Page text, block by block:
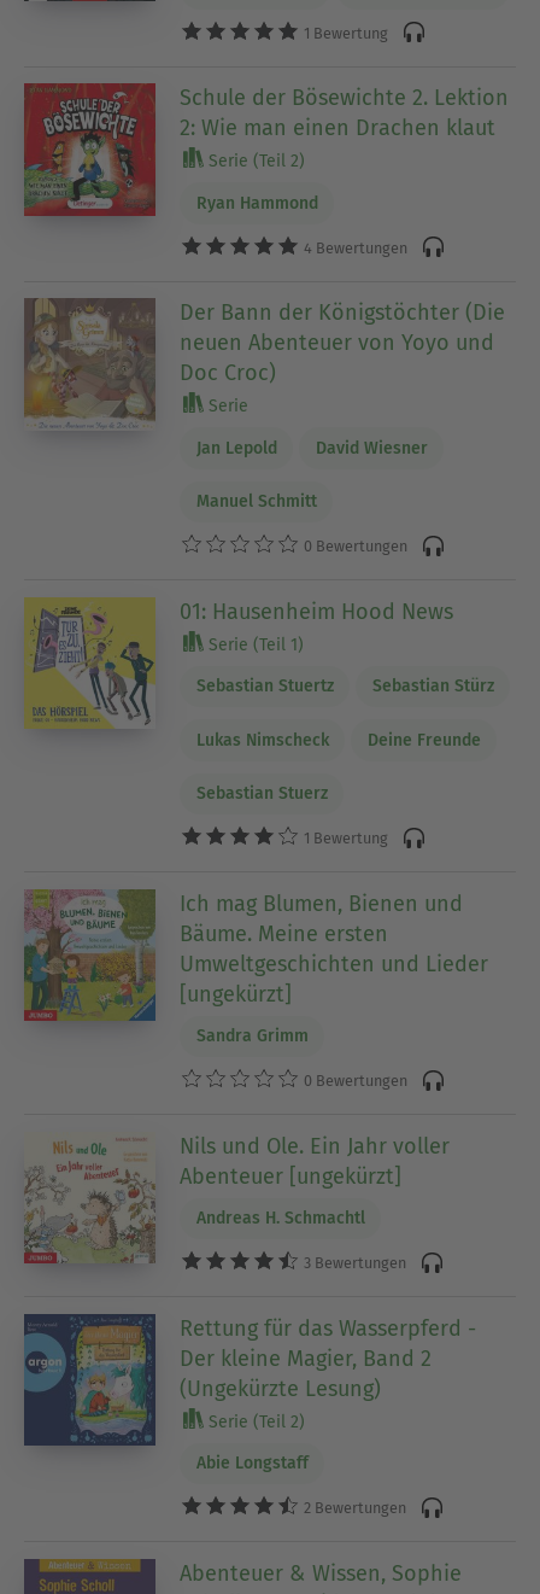
1 Bewertung
Schule der Bösewichte 2. Lektion
2: Wie man einen Drachen klaut
Serie (Teil 2)
Ryan Hammond
4 Bewertungen
Der Bann der Königstöchter (Die
neuen Abenteuer von Yoyo und
Doc Croc)
Serie
Jan Lepold David Wiesner
Manuel Schmitt
0 Bewertungen
01: Hausenheim Hood News
Serie (Teil 1)
Sebastian Stuertz Sebastian Stürz
Lukas Nimscheck Deine Freunde
Sebastian Stuerz
1 Bewertung
Ich mag Blumen, Bienen und
Bäume. Meine ersten
Umweltgeschichten und Lieder
[ungekürzt]
Sandra Grimm
0 Bewertungen
Nils und Ole. Ein Jahr voller
Abenteuer [ungekürzt]
Andreas H. Schmachtl
3 Bewertungen
Rettung für das Wasserpferd -
Der kleine Magier, Band 2
(Ungekürzte Lesung)
Serie (Teil 2)
Abie Longstaff
2 Bewertungen
Abenteuer & Wissen, Sophie